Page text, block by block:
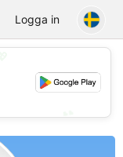
Logga in